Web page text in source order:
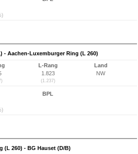
- Aachen-Luxemburger Ring (L 260)
L-Rang
1.823
(1.237)
Land
NW
BPL
(L 260) - BG Hauset (D/B)